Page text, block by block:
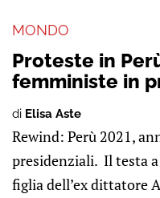
MONDO
Proteste in
femministe in
di Elisa Aste
Rewind: Perù 2021,
presidenziali. Il testa
figlia dell’ex dittatore